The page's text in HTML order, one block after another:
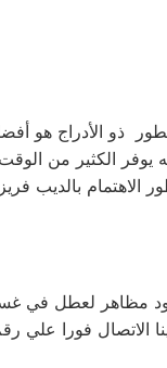
ذو الأدراج هو
يوفر الكثير من
الاهتمام بالديب
مظاهر لعطل في
الاتصال فورا